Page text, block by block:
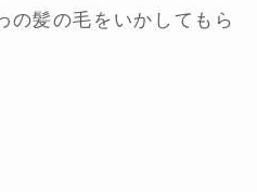
の髪の毛をいかしてもら